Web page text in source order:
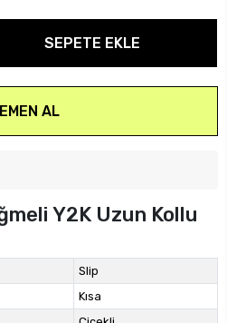
SEPETE EKLE
AL
Y2K Uzun Kollu
Slip
Kısa